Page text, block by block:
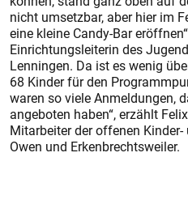
nicht umsetzbar, aber hier im
eine kleine Candy-Bar
Einrichtungsleiterin des
Lenningen. Da ist es wenig
68 Kinder für den
waren so viele Anmeldungen,
angeboten haben“, erzählt
Mitarbeiter der offenen
Owen und Erkenbrechtsweiler.